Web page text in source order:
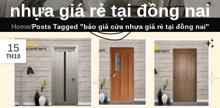
nhựa giá rẻ tại đồng nai
Home/Posts Tagged "báo giá cửa nhựa giá rẻ tại đồng nai"
15
TH10